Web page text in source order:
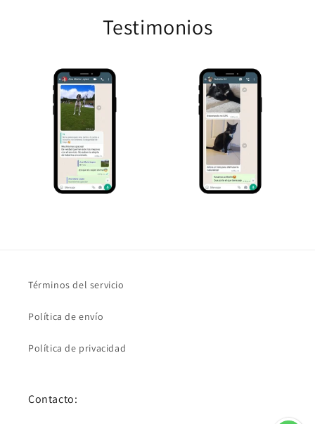
Testimonios
Términos del servicio
Política de envío
Política de privacidad
Contacto: